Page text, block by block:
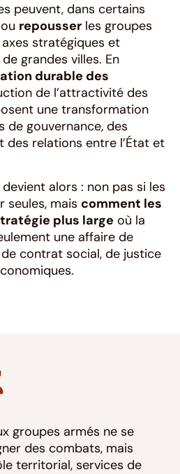
peuvent, dans certains
ou repousser les groupes
stratégiques et
grandes villes. En
durable des
de l’attractivité des
une transformation
de gouvernance, des
des relations entre l’État et
alors : non pas si les
seules, mais comment les
plus large où la
une affaire de
contrat social, de justice
groupes armés ne se
des combats, mais
territorial, services de